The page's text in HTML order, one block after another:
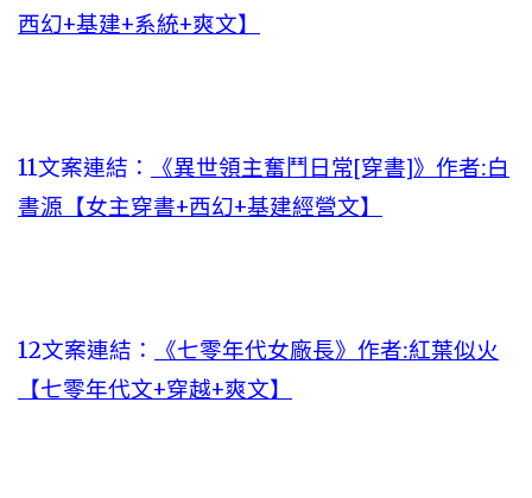
西幻+基建+系統+爽文】
11文案連結：
《異世領主奮鬥日常[穿書]》作者:白
書源【女主穿書+西幻+基建經營文】
12文案連結：
《七零年代女廠長》作者:紅葉似火
【七零年代文+穿越+爽文】